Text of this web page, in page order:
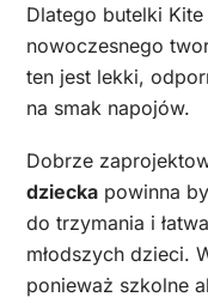
Dlatego butelki
nowoczesnego
ten jest lekki,
na smak napojów.
Dobrze
dziecka powinna
do trzymania i
młodszych dzieci.
ponieważ szkolne